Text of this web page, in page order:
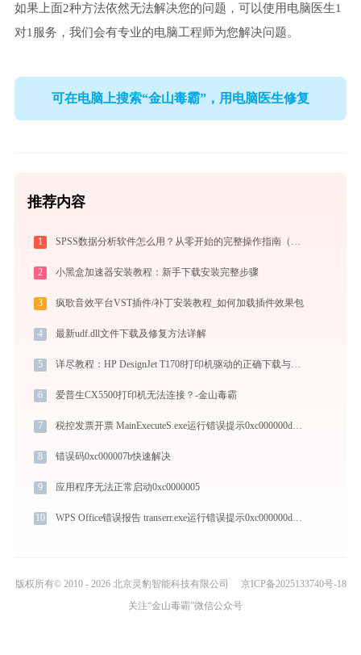
如果上面2种方法依然无法解决您的问题，可以使用电脑医生1
对1服务，我们会有专业的电脑工程师为您解决问题。
可在电脑上搜索“金山毒霸”，用电脑医生修复
推荐内容
1 SPSS数据分析软件怎么用？从零开始的完整操作指南（附实战案例）
2 小黑盒加速器安装教程：新手下载安装完整步骤
3 疯歌音效平台VST插件/补丁安装教程_如何加载插件效果包
4 最新udf.dll文件下载及修复方法详解
5 详尽教程：HP DesignJet T1708打印机驱动的正确下载与安装方式
6 爱普生CX5500打印机无法连接？-金山毒霸
7 税控发票开票 MainExecuteS.exe运行错误提示0xc000000d的解决办法
8 错误码0xc000007b快速解决
9 应用程序无法正常启动0xc0000005
10 WPS Office错误报告 transerr.exe运行错误提示0xc000000d的解决办法
版权所有© 2010 - 2026 北京灵豹智能科技有限公司
京ICP备2025133740号-18
关注“金山毒霸”微信公众号